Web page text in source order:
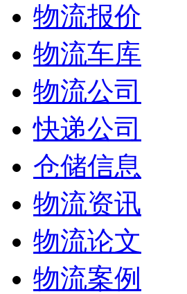
物流报价
物流车库
物流公司
快递公司
仓储信息
物流资讯
物流论文
物流案例